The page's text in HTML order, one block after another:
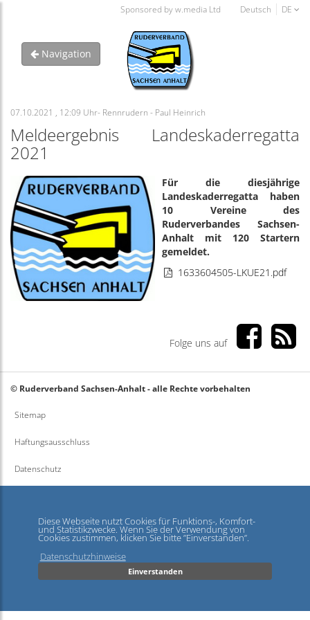
Diese Webseite nutzt Cookies für Funktions-, Komfort-
und Statistikzwecke. Wenn Sie der Verwendung von
Cookies zustimmen, klicken Sie bitte ”Einverstanden”.
Datenschutzhinweise
Einverstanden
Sponsored by w.media Ltd Deutsch DE
Navigation
07.10.2021 , 12:09 Uhr- Rennrudern - Paul Heinrich
Meldeergebnis Landeskaderregatta
2021
Für die diesjährige
Landeskaderregatta haben
10 Vereine des
Ruderverbandes Sachsen-
Anhalt mit 120 Startern
gemeldet.
1633604505-LKUE21.pdf
Folge uns auf
© Ruderverband Sachsen-Anhalt - alle Rechte vorbehalten
Sitemap
Haftungsausschluss
Datenschutz